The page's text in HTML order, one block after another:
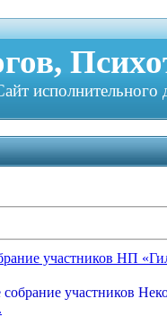
исполнительного
участников НП
собрание участников